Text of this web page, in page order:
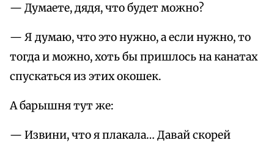
— Думаете, дядя, что будет можно?
— Я думаю, что это нужно, а если нужно, то
тогда и можно, хоть бы пришлось на канатах
спускаться из этих окошек.
А барышня тут же:
— Извини, что я плакала… Давай скорей